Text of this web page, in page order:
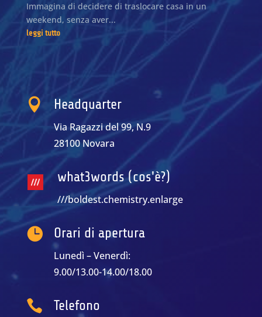
Immagina di decidere di traslocare casa in un
weekend, senza aver...
leggi tutto
 Headquarter
Via Ragazzi del 99, N.9
28100 Novara
what3words (cos'è?)
///boldest.chemistry.enlarge
 Orari di apertura
Lunedì – Venerdì:
9.00/13.00-14.00/18.00
 Telefono